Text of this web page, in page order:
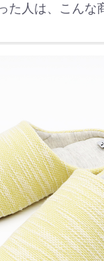
た人は、こんな